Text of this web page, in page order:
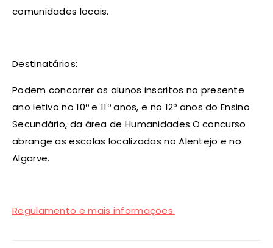
comunidades locais.
Destinatários:
Podem concorrer os alunos inscritos no presente
ano letivo no 10º e 11º anos, e no 12º anos do Ensino
Secundário, da área de Humanidades.O concurso
abrange as escolas localizadas no Alentejo e no
Algarve.
Regulamento e mais informações.